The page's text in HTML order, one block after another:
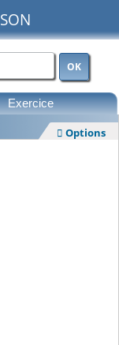
OK
Exercice
 Options